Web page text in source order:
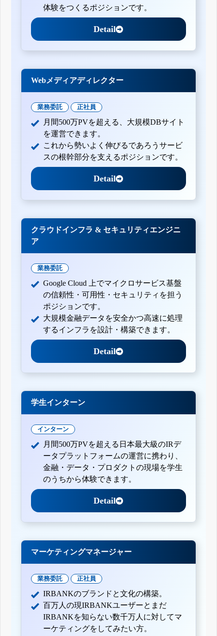
体験をつくるポジションです。
Detail
Webメディアディレクター
業務委託 正社員
月間500万PVを超える、大規模DBサイト
を運営できます。
これから勢いよく伸びるであろうサービ
スの根幹部分を支えるポジションです。
Detail
クラウドインフラ & セキュリティエンジニ
ア
業務委託
Google Cloud 上でマイクロサービス基盤
の信頼性・可用性・セキュリティを担う
ポジションです。
大規模金融データを安全かつ高速に処理
するインフラを設計・構築できます。
Detail
学生インターン
インターン
月間500万PVを超える日本最大級のIRデ
ータプラットフォームの運営に携わり、
金融・データ・プロダクトの現場を学生
のうちから体験できます。
Detail
マーケティングマネージャー
業務委託 正社員
IRBANKのブランドと文化の構築。
百万人の現IRBANKユーザーとまだ
IRBANKを知らない数千万人に対してマ
ーケティングをしてみたい方。